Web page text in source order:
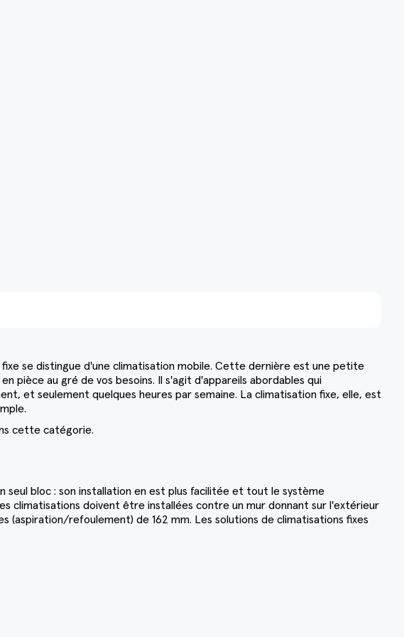
se distingue d'une climatisation mobile. Cette dernière est une petite
pièce au gré de vos besoins. Il s'agit d'appareils abordables qui
et seulement quelques heures par semaine. La climatisation fixe, elle, est
cette catégorie.
seul bloc : son installation en est plus facilitée et tout le système
climatisations doivent être installées contre un mur donnant sur l'extérieur
(aspiration/refoulement) de 162 mm. Les solutions de climatisations fixes